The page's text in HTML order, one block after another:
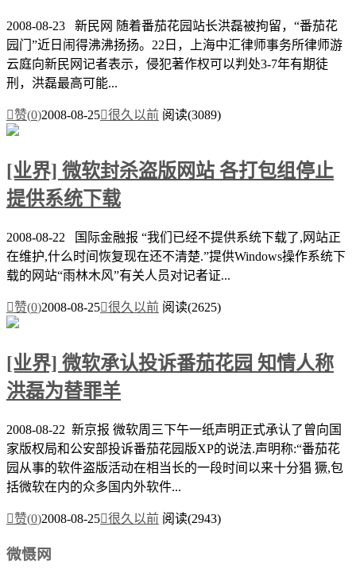
2008-08-23 新民网 随着番茄花园站长洪磊被拘留，“番茄花
园门”近日闹得沸沸扬扬。22日，上海中汇律师事务所律师游
云庭向新民网记者表示，侵犯著作权可以判处3-7年有期徒
刑，洪磊最高可能...
赞(0)2008-08-25很久以前 阅读(3089)
[业界] 微软封杀盗版网站 各打包组停止
提供系统下载
2008-08-22 国际金融报 “我们已经不提供系统下载了,网站正
在维护,什么时间恢复现在还不清楚.”提供Windows操作系统下
载的网站“雨林木风”有关人员对记者证...
赞(0)2008-08-25很久以前 阅读(2625)
[业界] 微软承认投诉番茄花园 知情人称
洪磊为替罪羊
2008-08-22 新京报 微软周三下午一纸声明正式承认了曾向国
家版权局和公安部投诉番茄花园版XP的说法.声明称:“番茄花
园从事的软件盗版活动在相当长的一段时间以来十分猖 獗,包
括微软在内的众多国内外软件...
赞(0)2008-08-25很久以前 阅读(2943)
微慑网